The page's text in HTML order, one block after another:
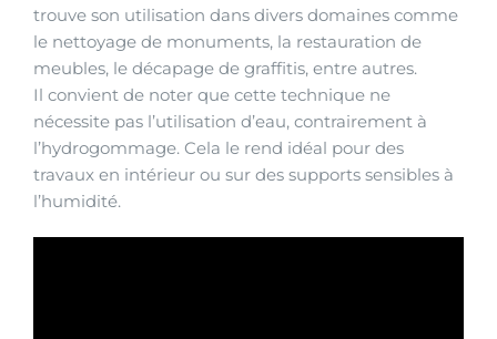
trouve son utilisation dans divers domaines comme
le nettoyage de monuments, la restauration de
meubles, le décapage de graffitis, entre autres.
Il convient de noter que cette technique ne
nécessite pas l’utilisation d’eau, contrairement à
l’hydrogommage. Cela le rend idéal pour des
travaux en intérieur ou sur des supports sensibles à
l’humidité.